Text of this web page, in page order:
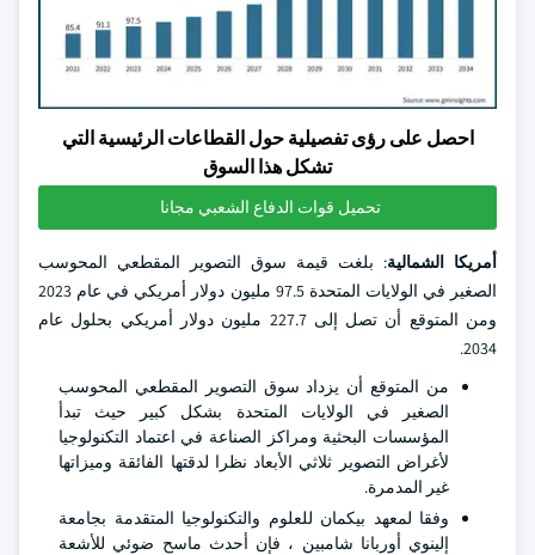
احصل على رؤى تفصيلية حول القطاعات الرئيسية التي
تشكل هذا السوق
تحميل قوات الدفاع الشعبي مجانا
أمريكا الشمالية: بلغت قيمة سوق التصوير المقطعي المحوسب
الصغير في الولايات المتحدة 97.5 مليون دولار أمريكي في عام 2023
ومن المتوقع أن تصل إلى 227.7 مليون دولار أمريكي بحلول عام
2034.
من المتوقع أن يزداد سوق التصوير المقطعي المحوسب
الصغير في الولايات المتحدة بشكل كبير حيث تبدأ
المؤسسات البحثية ومراكز الصناعة في اعتماد التكنولوجيا
لأغراض التصوير ثلاثي الأبعاد نظرا لدقتها الفائقة وميزاتها
غير المدمرة.
وفقا لمعهد بيكمان للعلوم والتكنولوجيا المتقدمة بجامعة
إلينوي أوربانا شامبين ، فإن أحدث ماسح ضوئي للأشعة